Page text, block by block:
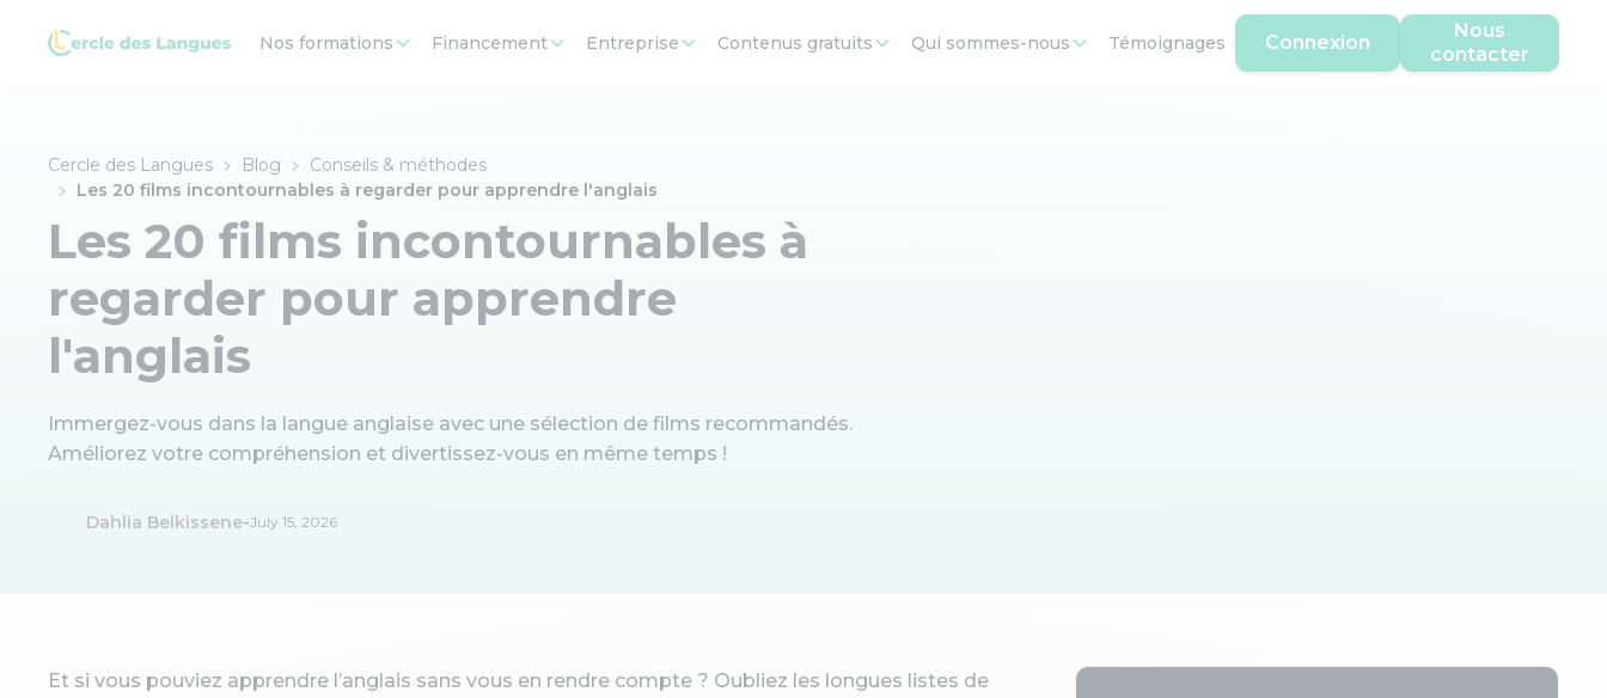
Nos formations Financement Entreprise Contenus gratuits Qui sommes-nous Témoignages Connexion
Nous
contacter
Cercle des Langues Blog
Conseils & méthodes
Les 20 films incontournables à regarder pour apprendre l'anglais
Les 20 films incontournables à
regarder pour apprendre
l'anglais
Immergez-vous dans la langue anglaise avec une sélection de films recommandés.
Améliorez votre compréhension et divertissez-vous en même temps !
Dahlia Belkissene-July 15, 2026
Et si vous pouviez apprendre l’anglais sans vous en rendre compte ? Oubliez les longues listes de